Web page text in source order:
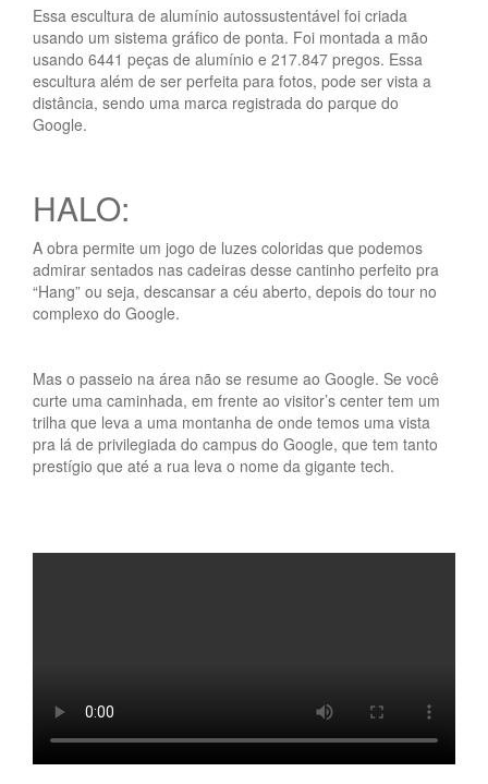
Essa escultura de alumínio autossustentável foi criada
usando um sistema gráfico de ponta. Foi montada a mão
usando 6441 peças de alumínio e 217.847 pregos. Essa
escultura além de ser perfeita para fotos, pode ser vista a
distância, sendo uma marca registrada do parque do
Google.
HALO:
A obra permite um jogo de luzes coloridas que podemos
admirar sentados nas cadeiras desse cantinho perfeito pra
“Hang” ou seja, descansar a céu aberto, depois do tour no
complexo do Google.
Mas o passeio na área não se resume ao Google. Se você
curte uma caminhada, em frente ao visitor’s center tem um
trilha que leva a uma montanha de onde temos uma vista
pra lá de privilegiada do campus do Google, que tem tanto
prestígio que até a rua leva o nome da gigante tech.